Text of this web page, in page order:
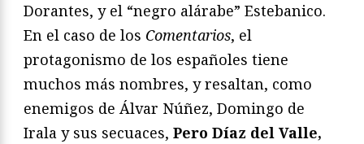
Dorantes, y el “negro alárabe” Estebanico.
En el caso de los Comentarios, el
protagonismo de los españoles tiene
muchos más nombres, y resaltan, como
enemigos de Álvar Núñez, Domingo de
Irala y sus secuaces, Pero Díaz del Valle,